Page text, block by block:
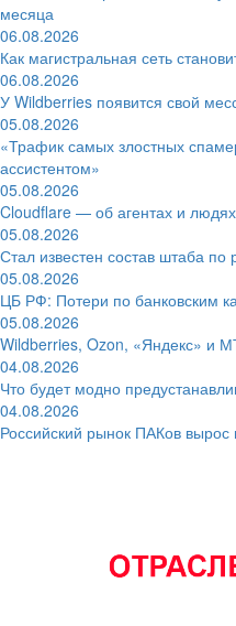
месяца
06.08.2026
Как магистральная сеть
06.08.2026
У Wildberries появится свой
05.08.2026
«Трафик самых злостных
ассистентом»
05.08.2026
Cloudflare — об агентах и людях
05.08.2026
Стал известен состав штаба
05.08.2026
ЦБ РФ: Потери по банковским
05.08.2026
Wildberries, Ozon, «Яндекс» и
04.08.2026
Что будет модно
04.08.2026
Российский рынок ПАКов вырос